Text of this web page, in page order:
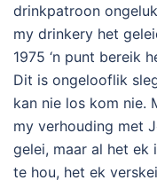
drinkpatroon
my drinkery het
1975 ‘n punt bereik
Dit is ongelooflik
kan nie los kom nie.
my verhouding met
gelei, maar al het
te hou, het ek